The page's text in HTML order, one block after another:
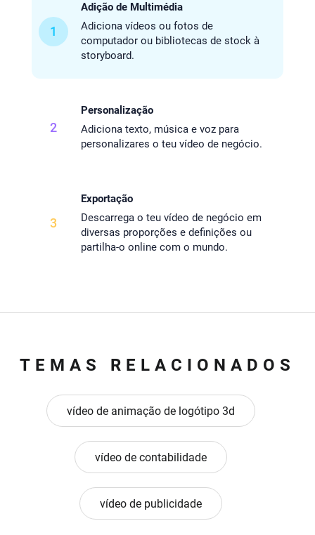
1
Adição de Multimédia
Adiciona vídeos ou fotos de
computador ou bibliotecas de stock à
storyboard.
2
Personalização
Adiciona texto, música e voz para
personalizares o teu vídeo de negócio.
3
Exportação
Descarrega o teu vídeo de negócio em
diversas proporções e definições ou
partilha-o online com o mundo.
TEMAS RELACIONADOS
vídeo de animação de logótipo 3d
vídeo de contabilidade
vídeo de publicidade